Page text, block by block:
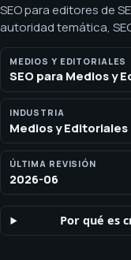
SEO para editores de
autoridad temática,
técnica y búsqueda
velocidad editorial, la
técnica, las vías de
en búsqueda con IA.
MEDIOS Y EDITORIALES
SEO para Medios y
INDUSTRIA
Medios y Editoriales
ÚLTIMA REVISIÓN
2026-06
Por qué es